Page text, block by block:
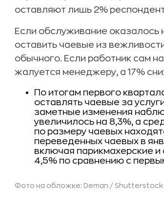
оставляют лишь 2%
Если обслуживание оказалось
оставить чаевые из
обычного. Если работник сам
жалуется менеджеру, а 17%
По итогам первого
оставлять чаевые за
заметные изменения
увеличилось на 8,3%, а
по размеру чаевых
переведенных чаевых в
включая парикмахерские
4,5% по сравнению с
Фото на обложке: Deman / Shutterstock